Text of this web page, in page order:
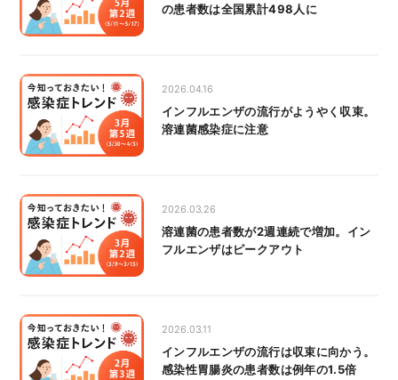
の患者数は全国累計498人に
2026.04.16
インフルエンザの流行がようやく収束。
溶連菌感染症に注意
2026.03.26
溶連菌の患者数が2週連続で増加。イン
フルエンザはピークアウト
2026.03.11
インフルエンザの流行は収束に向かう。
感染性胃腸炎の患者数は例年の1.5倍